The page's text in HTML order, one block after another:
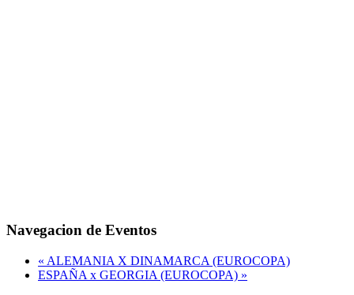
Navegacion de Eventos
« ALEMANIA X DINAMARCA (EUROCOPA)
ESPAÑA x GEORGIA (EUROCOPA) »